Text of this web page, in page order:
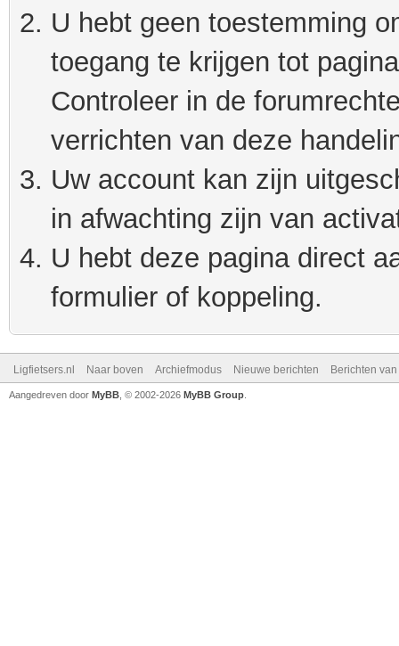
U hebt geen toestemming
toegang te krijgen tot
Controleer in de
verrichten van deze
Uw account kan zijn
in afwachting zijn van
U hebt deze pagina direct
formulier of koppeling.
Ligfietsers.nl Naar boven Archiefmodus Nieuwe berichten Berichten
Aangedreven door MyBB , © 2002-2026 MyBB Group